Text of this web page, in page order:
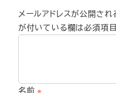
メールアドレスが公開され
が付いている欄は必須項
名前※